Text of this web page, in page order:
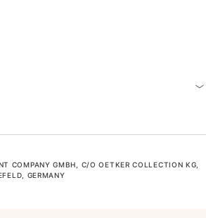
COMPANY GMBH, C/O OETKER COLLECTION KG,
GERMANY